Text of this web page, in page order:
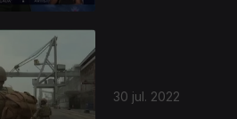
30 jul. 2022